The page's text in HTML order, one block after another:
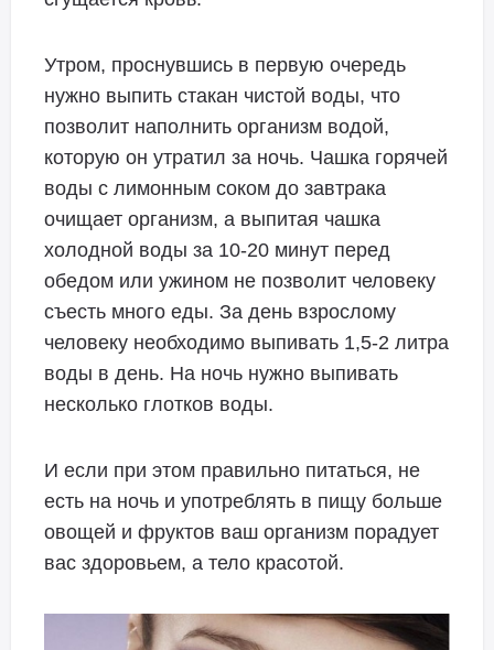
Утром, проснувшись в первую очередь
нужно выпить стакан чистой воды, что
позволит наполнить организм водой,
которую он утратил за ночь. Чашка горячей
воды с лимонным соком до завтрака
очищает организм, а выпитая чашка
холодной воды за 10-20 минут перед
обедом или ужином не позволит человеку
съесть много еды. За день взрослому
человеку необходимо выпивать 1,5-2 литра
воды в день. На ночь нужно выпивать
несколько глотков воды.
И если при этом правильно питаться, не
есть на ночь и употреблять в пищу больше
овощей и фруктов ваш организм порадует
вас здоровьем, а тело красотой.